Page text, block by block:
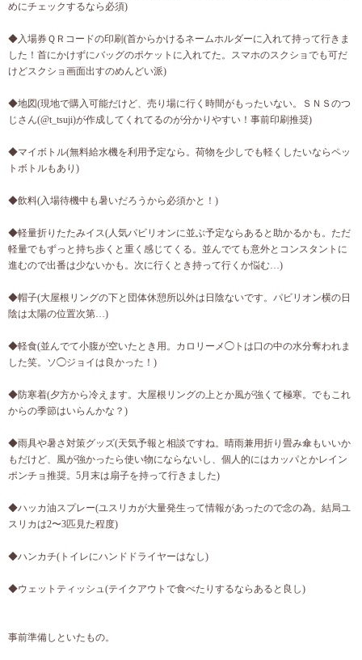
めにチェックするなら必須)
◆入場券ＱＲコードの印刷(首からかけるネームホルダーに入れて持って行きま
した！首にかけずにバッグのポケットに入れてた。スマホのスクショでも可だ
けどスクショ画面出すのめんどい派)
◆地図(現地で購入可能だけど、売り場に行く時間がもったいない。ＳＮＳのつ
じさん(@t_tsuji)が作成してくれてるのが分かりやすい！事前印刷推奨)
◆マイボトル(無料給水機を利用予定なら。荷物を少しでも軽くしたいならペッ
トボトルもあり)
◆飲料(入場待機中も暑いだろうから必須かと！)
◆軽量折りたたみイス(人気パビリオンに並ぶ予定ならあると助かるかも。ただ
軽量でもずっと持ち歩くと重く感じてくる。並んでても意外とコンスタントに
進むので出番は少ないかも。次に行くとき持って行くか悩む…)
◆帽子(大屋根リングの下と団体休憩所以外は日陰ないです。パビリオン横の日
陰は太陽の位置次第…)
◆軽食(並んでて小腹が空いたとき用。カロリーメ◯トは口の中の水分奪われま
した笑。ソ◯ジョイは良かった！)
◆防寒着(夕方から冷えます。大屋根リングの上とか風が強くて極寒。でもこれ
からの季節はいらんかな？)
◆雨具や暑さ対策グッズ(天気予報と相談ですね。晴雨兼用折り畳み傘もいいか
もだけど、風が強かったら使い物にならないし、個人的にはカッパとかレイン
ポンチョ推奨。5月末は扇子を持って行きました)
◆ハッカ油スプレー(ユスリカが大量発生って情報があったので念の為。結局ユ
スリカは2〜3匹見た程度)
◆ハンカチ(トイレにハンドドライヤーはなし)
◆ウェットティッシュ(テイクアウトで食べたりするならあると良し)
事前準備しといたもの。